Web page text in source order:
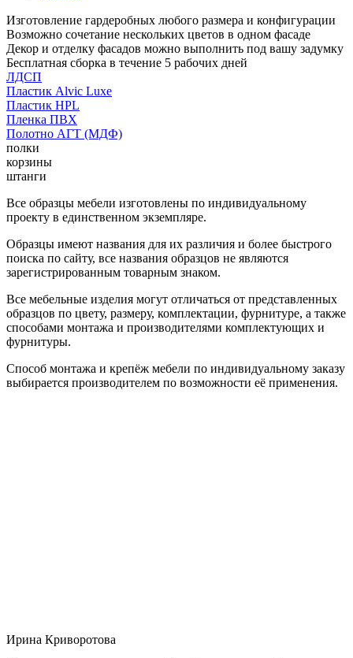
Изготовление гардеробных любого размера и конфигурации
Возможно сочетание нескольких цветов в одном фасаде
Декор и отделку фасадов можно выполнить под вашу задумку
Бесплатная сборка в течение 5 рабочих дней
ЛДСП
Пластик Alvic Luxe
Пластик HPL
Пленка ПВХ
Полотно АГТ (МДФ)
полки
корзины
штанги
Все образцы мебели изготовлены по индивидуальному
проекту в единственном экземпляре.
Образцы имеют названия для их различия и более быстрого
поиска по сайту, все названия образцов не являются
зарегистрированным товарным знаком.
Все мебельные изделия могут отличаться от представленных
образцов по цвету, размеру, комплектации, фурнитуре, а также
способами монтажа и производителями комплектующих и
фурнитуры.
Способ монтажа и крепёж мебели по индивидуальному заказу
выбирается производителем по возможности её применения.
Ирина Криворотова